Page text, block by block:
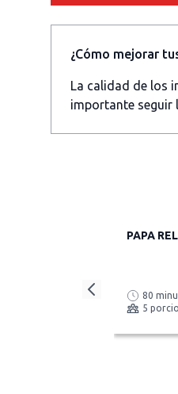
¿Cómo mejorar
La calidad de los
importante seguir
PAPA
80
5